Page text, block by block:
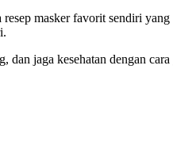
masker favorit sendiri
jaga kesehatan dengan